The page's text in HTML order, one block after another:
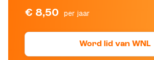
€ 8,50 per jaar
Word lid van WNL